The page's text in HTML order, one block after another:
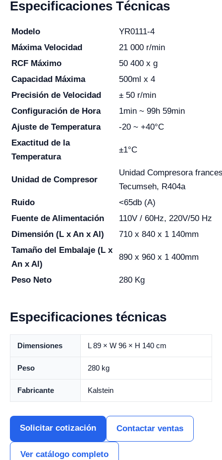
Especificaciones Técnicas
Modelo
YR0111-4
Máxima Velocidad
21 000 r/min
RCF Máximo
50 400 x g
Capacidad Máxima
500ml x 4
Precisión de Velocidad
± 50 r/min
Configuración de Hora
1min ~ 99h 59min
Ajuste de Temperatura
-20 ~ +40°C
Exactitud de la
Temperatura
±1°C
Unidad de Compresor
Unidad Compresora
Tecumseh, R404a
Ruido
<65db (A)
Fuente de Alimentación
110V / 60Hz, 220V/50 Hz
Dimensión (L x An x Al)
710 x 840 x 1 140mm
Tamaño del Embalaje (L x
An x Al)
890 x 960 x 1 400mm
Peso Neto 280 Kg
Especificaciones técnicas
Dimensiones L 89 × W 96 × H 140 cm
Peso 280 kg
Fabricante Kalstein
Solicitar cotización Contactar ventas
Ver catálogo completo